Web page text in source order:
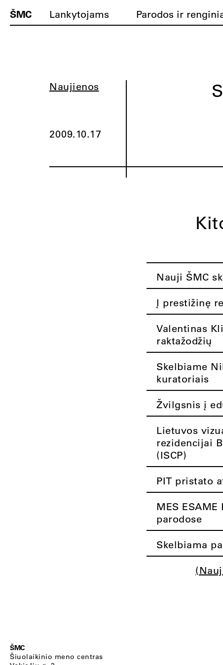
ŠMC Lankytojams Parodos ir
Naujienos
2009.10.17
Nauji ŠMC
Į prestižinę
Valentinas
raktažodžių
Skelbiame
kuratoriais
Žvilgsnis į
Lietuvos
rezidencijai
(ISCP)
PIT pristato
MES
parodose
Skelbiama
ŠMC
Šiuolaikinio meno centras